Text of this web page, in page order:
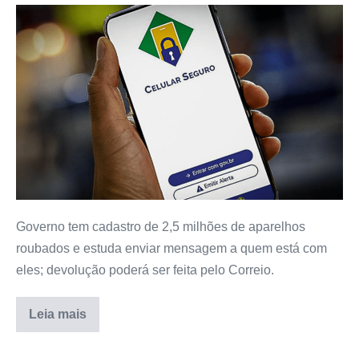
Governo tem cadastro de 2,5 milhões de aparelhos
roubados e estuda enviar mensagem a quem está com
eles; devolução poderá ser feita pelo Correio.
Leia mais